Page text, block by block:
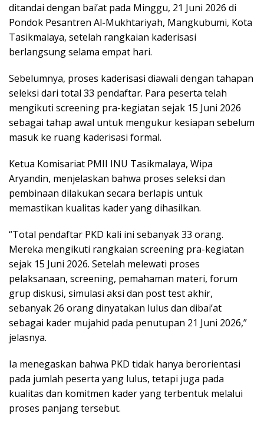
ditandai dengan bai’at pada Minggu, 21 Juni 2026 di
Pondok Pesantren Al-Mukhtariyah, Mangkubumi, Kota
Tasikmalaya, setelah rangkaian kaderisasi
berlangsung selama empat hari.
Sebelumnya, proses kaderisasi diawali dengan tahapan
seleksi dari total 33 pendaftar. Para peserta telah
mengikuti screening pra-kegiatan sejak 15 Juni 2026
sebagai tahap awal untuk mengukur kesiapan sebelum
masuk ke ruang kaderisasi formal.
Ketua Komisariat PMII INU Tasikmalaya, Wipa
Aryandin, menjelaskan bahwa proses seleksi dan
pembinaan dilakukan secara berlapis untuk
memastikan kualitas kader yang dihasilkan.
“Total pendaftar PKD kali ini sebanyak 33 orang.
Mereka mengikuti rangkaian screening pra-kegiatan
sejak 15 Juni 2026. Setelah melewati proses
pelaksanaan, screening, pemahaman materi, forum
grup diskusi, simulasi aksi dan post test akhir,
sebanyak 26 orang dinyatakan lulus dan dibai’at
sebagai kader mujahid pada penutupan 21 Juni 2026,”
jelasnya.
Ia menegaskan bahwa PKD tidak hanya berorientasi
pada jumlah peserta yang lulus, tetapi juga pada
kualitas dan komitmen kader yang terbentuk melalui
proses panjang tersebut.